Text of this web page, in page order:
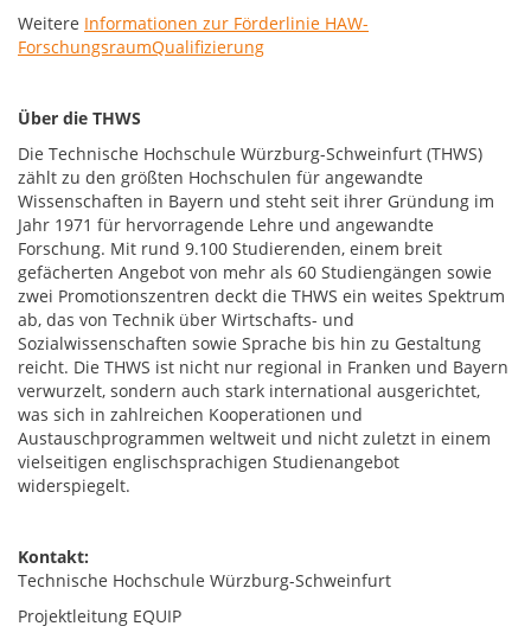
Weitere Informationen zur Förderlinie HAW-
ForschungsraumQualifizierung
Über die THWS
Die Technische Hochschule Würzburg-Schweinfurt (THWS)
zählt zu den größten Hochschulen für angewandte
Wissenschaften in Bayern und steht seit ihrer Gründung im
Jahr 1971 für hervorragende Lehre und angewandte
Forschung. Mit rund 9.100 Studierenden, einem breit
gefächerten Angebot von mehr als 60 Studiengängen sowie
zwei Promotionszentren deckt die THWS ein weites Spektrum
ab, das von Technik über Wirtschafts- und
Sozialwissenschaften sowie Sprache bis hin zu Gestaltung
reicht. Die THWS ist nicht nur regional in Franken und Bayern
verwurzelt, sondern auch stark international ausgerichtet,
was sich in zahlreichen Kooperationen und
Austauschprogrammen weltweit und nicht zuletzt in einem
vielseitigen englischsprachigen Studienangebot
widerspiegelt.
Kontakt:
Technische Hochschule Würzburg-Schweinfurt
Projektleitung EQUIP